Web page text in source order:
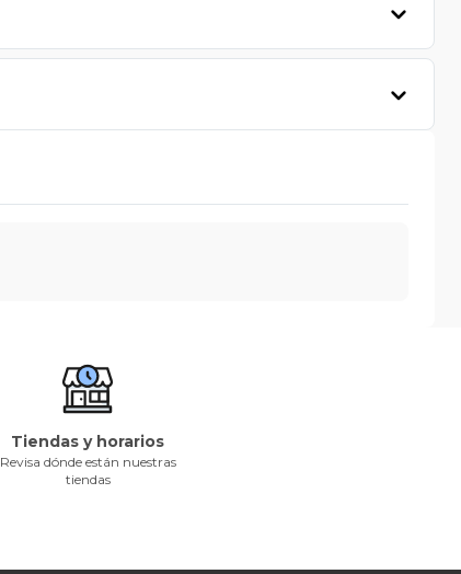
Tiendas y horarios
Revisa dónde están nuestras
tiendas